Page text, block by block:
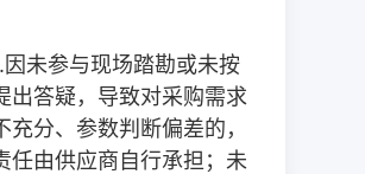
因未参与现场踏勘或未按
出答疑，导致对采购需求
充分、参数判断偏差的，
任由供应商自行承担；未